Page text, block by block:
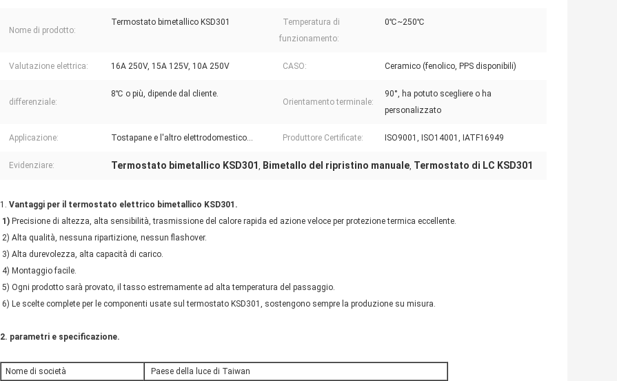
Nome di prodotto:
Termostato bimetallico KSD301
Temperatura di
funzionamento:
0℃~250℃
Valutazione elettrica: 16A 250V, 15A 125V, 10A 250V CASO: Ceramico (fenolico, PPS disponibili)
differenziale:
8℃ o più, dipende dal cliente.
Orientamento terminale:
90°, ha potuto scegliere o ha
personalizzato
Applicazione: Tostapane e l'altro elettrodomestico… Produttore Certificate: ISO9001, ISO14001, IATF16949
Evidenziare: Termostato bimetallico KSD301 , Bimetallo del ripristino manuale, Termostato di LC KSD301
1. Vantaggi per il termostato elettrico bimetallico KSD301.
1) Precisione di altezza, alta sensibilità, trasmissione del calore rapida ed azione veloce per protezione termica eccellente.
2) Alta qualità, nessuna ripartizione, nessun flashover.
3) Alta durevolezza, alta capacità di carico.
4) Montaggio facile.
5) Ogni prodotto sarà provato, il tasso estremamente ad alta temperatura del passaggio.
6) Le scelte complete per le componenti usate sul termostato KSD301, sostengono sempre la produzione su misura.
2. parametri e specificazione.
Nome di società
Paese della luce di Taiwan